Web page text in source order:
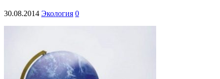
30.08.2014 Экология 0